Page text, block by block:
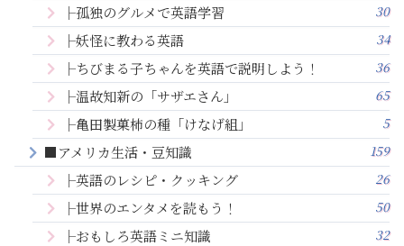
├孤独のグルメで英語学習 30
├妖怪に教わる英語 34
├ちびまる子ちゃんを英語で説明しよう！ 36
├温故知新の「サザエさん」 65
├亀田製菓柿の種「けなげ組」 5
■アメリカ生活・豆知識 159
├英語のレシピ・クッキング 26
├世界のエンタメを読もう！ 50
├おもしろ英語ミニ知識 32